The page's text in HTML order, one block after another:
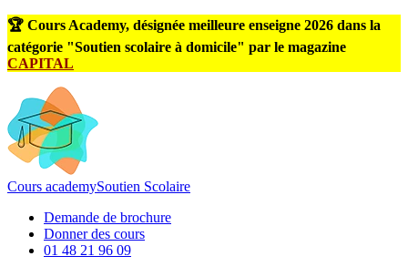
🏆 Cours Academy, désignée meilleure enseigne 2026 dans la
catégorie "Soutien scolaire à domicile" par le magazine
CAPITAL
Cours academySoutien Scolaire
Demande de brochure
Donner des cours
01 48 21 96 09